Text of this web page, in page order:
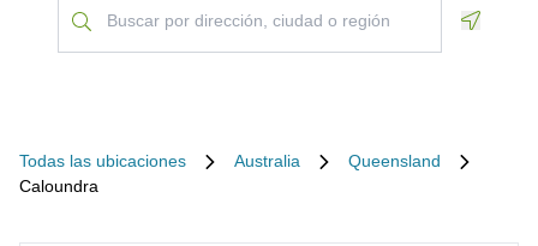
Todas las ubicaciones Australia
Queensland
Caloundra